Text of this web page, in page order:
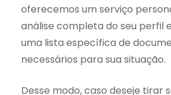
oferecemos um serviço
análise completa do seu perfil
uma lista específica de
necessários para sua situação.
Desse modo, caso deseje tirar